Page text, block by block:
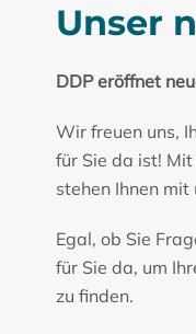
Unser
DDP eröffnet
Wir freuen uns,
für Sie da ist!
stehen Ihnen
Egal, ob Sie
für Sie da, um
zu finden.